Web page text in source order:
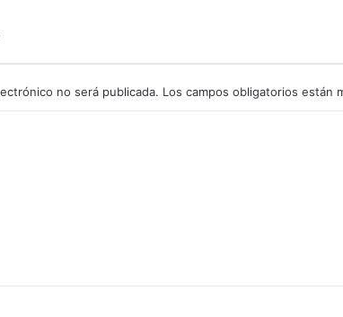
no será publicada. Los campos obligatorios están